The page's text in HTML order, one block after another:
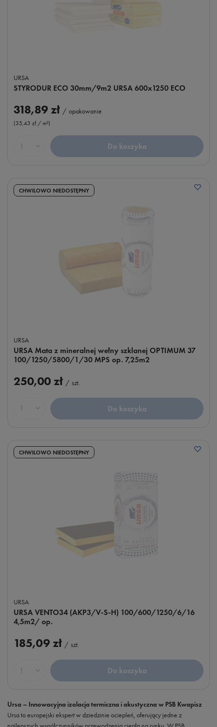
URSA
STYRODUR ECO 30mm/9m2 URSA 600x1250 ECO
318,89 zł / opakowanie
(35,43 zł / m²)
Ilość produktów Do koszyka
CHWILOWO NIEDOSTĘPNY
URSA
URSA Mata z mineralnej wełny szklanej OPTIMUM 37
100/1250/5800/1/30 MPS op. 7,25m2
250,00 zł / szt.
Ilość produktów Do koszyka
CHWILOWO NIEDOSTĘPNY
URSA
URSA VENTO34 (AKP3/V-S-H) 100/600/1250/6/16
4,5m2/ op.
185,09 zł / szt.
Ilość produktów Do koszyka
Ursa – Innowacyjna izolacja termiczna i akustyczna w PSB Kwapisz
Ursa to europejski ekspert w dziedzinie ociepleń, oferujący jedne z